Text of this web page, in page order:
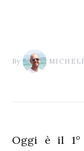
By
Oggi è il 1°